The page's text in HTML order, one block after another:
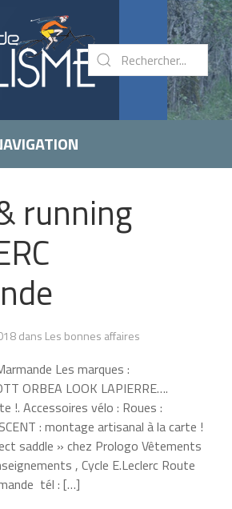
running
dans Les bonnes affaires
Les marques :
ORBEA LOOK LAPIERRE….
!. Accessoires vélo : Roues :
: montage artisanal à la carte !
saddle » chez Prologo Vêtements
, Cycle E.Leclerc Route
tél : […]